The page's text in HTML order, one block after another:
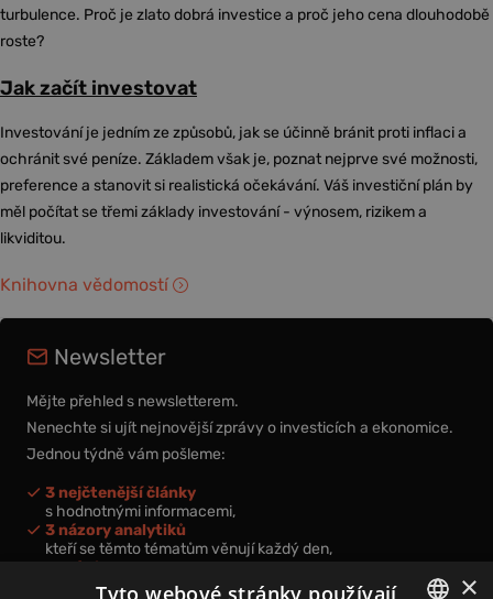
turbulence. Proč je zlato dobrá investice a proč jeho cena dlouhodobě
roste?
Jak začít investovat
Investování je jedním ze způsobů, jak se účinně bránit proti inflaci a
ochránit své peníze. Základem však je, poznat nejprve své možnosti,
preference a stanovit si realistická očekávání. Váš investiční plán by
měl počítat se třemi základy investování - výnosem, rizikem a
likviditou.
Knihovna vědomostí
Newsletter
Mějte přehled s newsletterem.
Nenechte si ujít nejnovější zprávy o investicích a ekonomice.
Jednou týdně vám pošleme:
3 nejčtenější články
s hodnotnými informacemi,
3 názory analytiků
kteří se těmto tématům věnují každý den,
nová videa a podcasty
k prohloubení vašich znalostí.
×
Tyto webové stránky používají